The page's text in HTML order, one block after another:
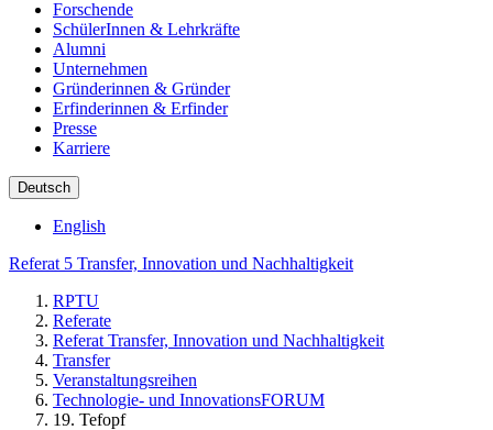
Forschende
SchülerInnen & Lehrkräfte
Alumni
Unternehmen
Gründerinnen & Gründer
Erfinderinnen & Erfinder
Presse
Karriere
Deutsch
English
Referat 5 Transfer, Innovation und Nachhaltigkeit
RPTU
Referate
Referat Transfer, Innovation und Nachhaltigkeit
Transfer
Veranstaltungsreihen
Technologie- und InnovationsFORUM
19. Tefopf